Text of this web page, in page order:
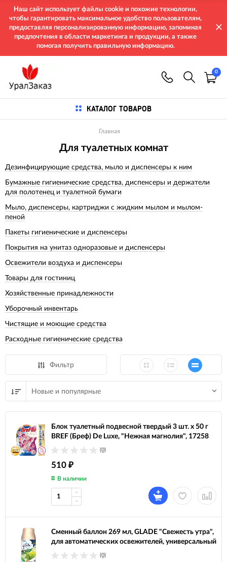
Наш сайт использует файлы cookie и похожие технологии,
чтобы гарантировать максимальное удобство пользователям,
предоставляя персонализированную информацию, запоминая
предпочтения в области маркетинга и продукции, а также
помогая получить правильную информацию.
0
КАТАЛОГ ТОВАРОВ
Главная
Для туалетных комнат
Дезинфицирующие средства, мыло и диспенсеры к ним
Бумажные гигиенические средства, диспенсеры и держатели
для полотенец и туалетной бумаги
Мыло, диспенсеры, картриджи с жидким мылом и мылом-
пеной
Пакеты гигиенические и диспенсеры
Покрытия на унитаз одноразовые и диспенсеры
Освежители воздуха и диспенсеры
Товары для гостиниц
Хозяйственные принадлежности
Уборочный инвентарь
Чистящие и моющие средства
Расходные гигиенические средства
Фильтр
Новые и популярные
Блок туалетный подвесной твердый 3 шт. х 50 г
BREF (Бреф) De Luxe, "Нежная магнолия", 17258
(0)
510 ₽
В наличии
Сменный баллон 269 мл, GLADE "Свежесть утра",
для автоматических освежителей, универсальный
(0)